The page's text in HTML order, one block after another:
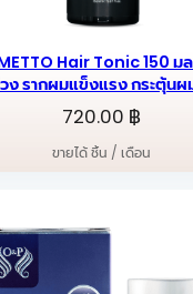
Hair Tonic 150 ม
ง รากผมแข็งแรง กระตุ้นผ
เพิ่มปริมาณเส้นผม
720.00 ฿
ขายได้ ชิ้น / เดือน